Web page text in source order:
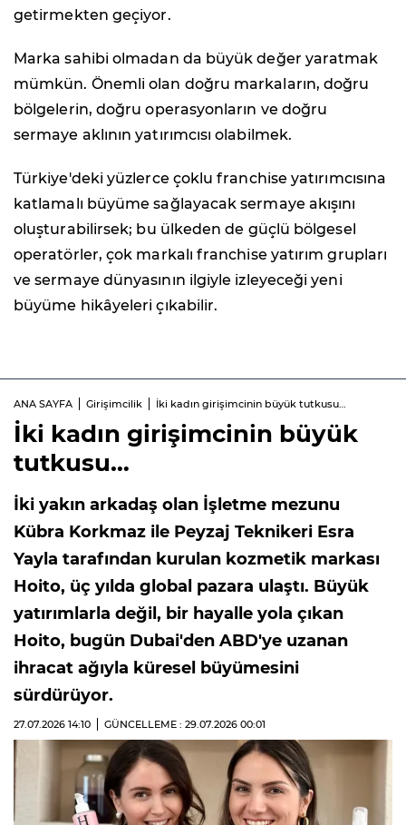
getirmekten geçiyor.
Marka sahibi olmadan da büyük değer yaratmak
mümkün. Önemli olan doğru markaların, doğru
bölgelerin, doğru operasyonların ve doğru
sermaye aklının yatırımcısı olabilmek.
Türkiye'deki yüzlerce çoklu franchise yatırımcısına
katlamalı büyüme sağlayacak sermaye akışını
oluşturabilirsek; bu ülkeden de güçlü bölgesel
operatörler, çok markalı franchise yatırım grupları
ve sermaye dünyasının ilgiyle izleyeceği yeni
büyüme hikâyeleri çıkabilir.
ANA SAYFA Girişimcilik İki kadın girişimcinin büyük tutkusu…
İki kadın girişimcinin büyük
tutkusu…
İki yakın arkadaş olan İşletme mezunu
Kübra Korkmaz ile Peyzaj Teknikeri Esra
Yayla tarafından kurulan kozmetik markası
Hoito, üç yılda global pazara ulaştı. Büyük
yatırımlarla değil, bir hayalle yola çıkan
Hoito, bugün Dubai'den ABD'ye uzanan
ihracat ağıyla küresel büyümesini
sürdürüyor.
27.07.2026 14:10 GÜNCELLEME : 29.07.2026 00:01